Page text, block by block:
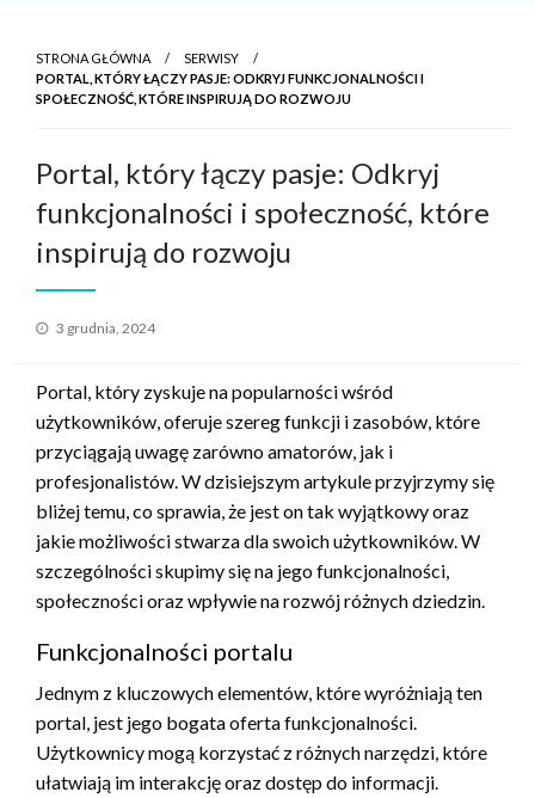
STRONA GŁÓWNA
SERWISY
PORTAL, KTÓRY ŁĄCZY PASJE: ODKRYJ FUNKCJONALNOŚCI I
SPOŁECZNOŚĆ, KTÓRE INSPIRUJĄ DO ROZWOJU
Portal, który łączy pasje: Odkryj
funkcjonalności i społeczność, które
inspirują do rozwoju
Opublikowane
3 grudnia, 2024
Portal, który zyskuje na popularności wśród
użytkowników, oferuje szereg funkcji i zasobów, które
przyciągają uwagę zarówno amatorów, jak i
profesjonalistów. W dzisiejszym artykule przyjrzymy się
bliżej temu, co sprawia, że jest on tak wyjątkowy oraz
jakie możliwości stwarza dla swoich użytkowników. W
szczególności skupimy się na jego funkcjonalności,
społeczności oraz wpływie na rozwój różnych dziedzin.
Funkcjonalności portalu
Jednym z kluczowych elementów, które wyróżniają ten
portal, jest jego bogata oferta funkcjonalności.
Użytkownicy mogą korzystać z różnych narzędzi, które
ułatwiają im interakcję oraz dostęp do informacji.